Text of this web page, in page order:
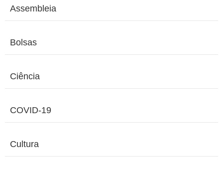
Assembleia
Bolsas
Ciência
COVID-19
Cultura